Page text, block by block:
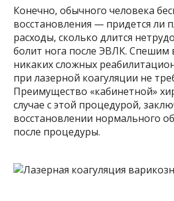
Конечно, обычного человека
восстановления — придется ли
расходы, сколько длится
болит нога после ЭВЛК. Спешим
никаких сложных
при лазерной коагуляции не
Преимущество «кабинетной»
случае с этой процедурой,
восстановлении нормального
после процедуры.